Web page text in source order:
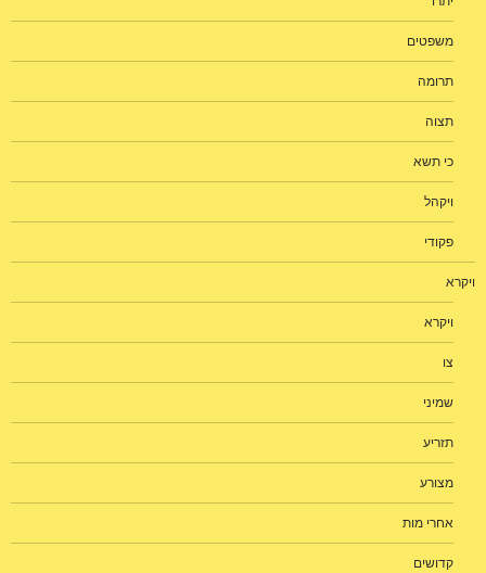
משפטים
תרומה
תצוה
כי תשא
ויקהל
פקודי
ויקרא
ויקרא
צו
שמיני
תזריע
מצורע
אחרי מות
קדושים